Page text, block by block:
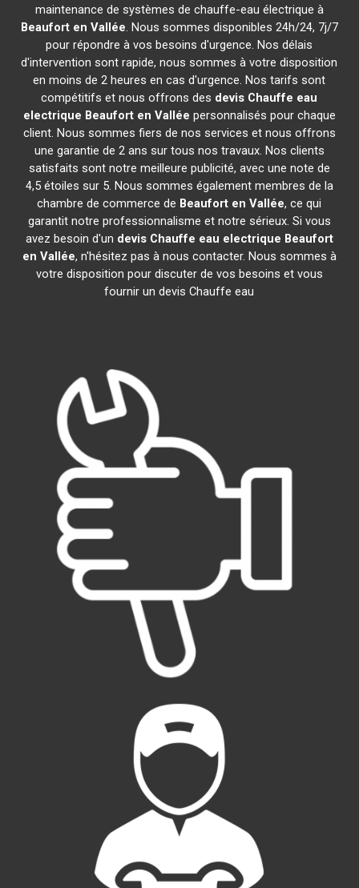
maintenance de systèmes de chauffe-eau électrique à
Beaufort en Vallée. Nous sommes disponibles 24h/24, 7j/7
pour répondre à vos besoins d'urgence. Nos délais
d'intervention sont rapide, nous sommes à votre disposition
en moins de 2 heures en cas d'urgence. Nos tarifs sont
compétitifs et nous offrons des devis Chauffe eau
electrique Beaufort en Vallée personnalisés pour chaque
client. Nous sommes fiers de nos services et nous offrons
une garantie de 2 ans sur tous nos travaux. Nos clients
satisfaits sont notre meilleure publicité, avec une note de
4,5 étoiles sur 5. Nous sommes également membres de la
chambre de commerce de Beaufort en Vallée, ce qui
garantit notre professionnalisme et notre sérieux. Si vous
avez besoin d'un devis Chauffe eau electrique Beaufort
en Vallée, n'hésitez pas à nous contacter. Nous sommes à
votre disposition pour discuter de vos besoins et vous
fournir un devis Chauffe eau